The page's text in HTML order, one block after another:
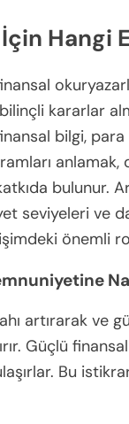
Hangi
kararlar
bilgi,
bulunur.
seviyeleri ve
önemli
artırarak ve
Güçlü
Bu